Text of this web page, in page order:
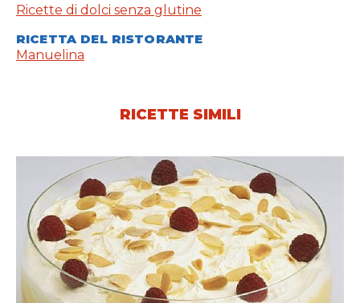
Ricette di dolci senza glutine
RICETTA DEL RISTORANTE
Manuelina
RICETTE SIMILI